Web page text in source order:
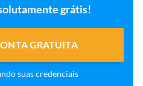
grátis!
GRATUITA
suas credenciais